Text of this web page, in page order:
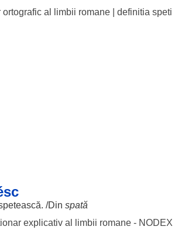
al limbii romane| definitia speti
. /Din spată
explicativ al limbii romane - NODEX